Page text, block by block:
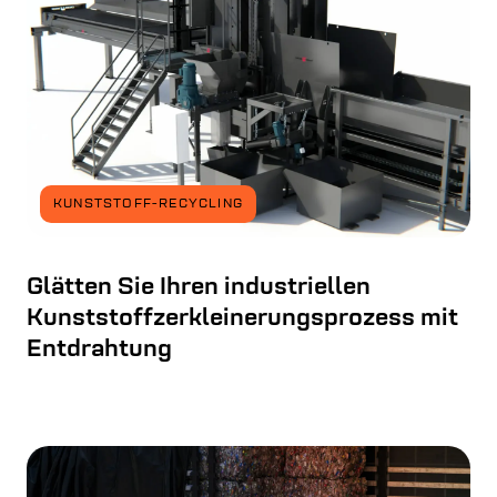
KUNSTSTOFF-RECYCLING
Glätten Sie Ihren industriellen
Kunststoffzerkleinerungsprozess mit
Entdrahtung